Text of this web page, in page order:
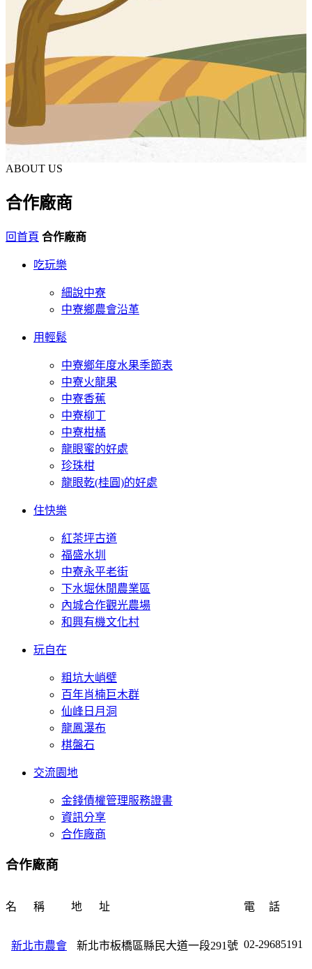
ABOUT US
合作廠商
回首頁 合作廠商
吃玩樂
細說中寮
中寮鄉農會沿革
用輕鬆
中寮鄉年度水果季節表
中寮火龍果
中寮香蕉
中寮柳丁
中寮柑橘
龍眼蜜的好處
珍珠柑
龍眼乾(桂圓)的好處
住快樂
紅茶坪古道
福盛水圳
中寮永平老街
下水堀休閒農業區
內城合作觀光農場
和興有機文化村
玩自在
粗坑大峭壁
百年肖楠巨木群
仙峰日月洞
龍鳳瀑布
棋盤石
交流園地
金錢債權管理服務證書
資訊分享
合作廠商
合作廠商
名 稱 地 址 電 話
新北市農會 新北市板橋區縣民大道一段291號 02-29685191